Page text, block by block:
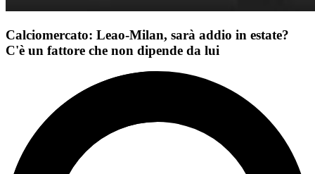
Calciomercato: Leao-Milan, sarà addio in estate?
C'è un fattore che non dipende da lui